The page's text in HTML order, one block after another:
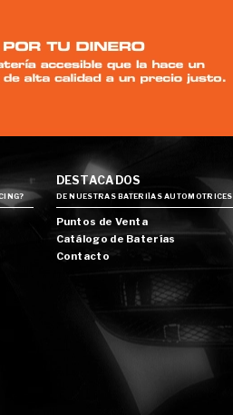
DESTACADOS
DE NUESTRAS BATERIÍAS AUTOMOTRICES
Puntos de Venta
Catálogo de Baterías
Contacto